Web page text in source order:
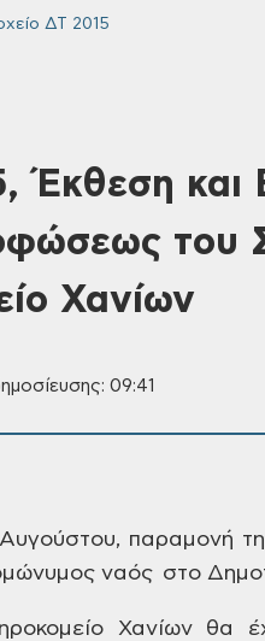
ΔΤ 2015
Έκθεση και
του
Χανίων
09:41
παραμονή
ναός στο
Χανίων θα